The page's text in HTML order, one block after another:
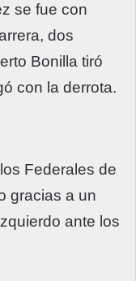
se fue con
dos
Bonilla tiró
con la derrota.
Federales de
gracias a un
ante los